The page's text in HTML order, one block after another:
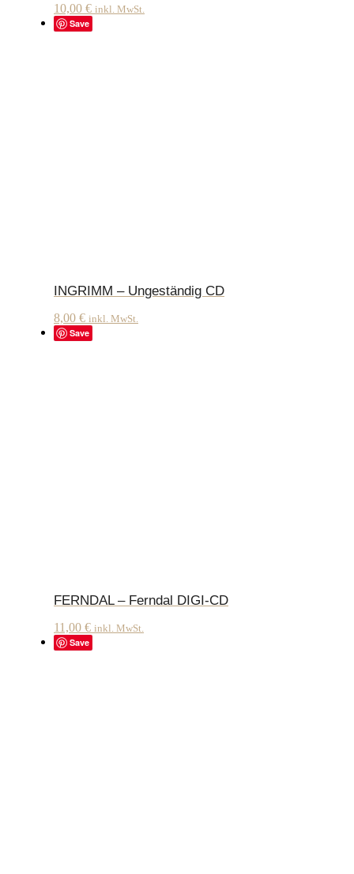
10,00 € inkl. MwSt.
Save
INGRIMM – Ungeständig CD
8,00 € inkl. MwSt.
Save
FERNDAL – Ferndal DIGI-CD
11,00 € inkl. MwSt.
Save